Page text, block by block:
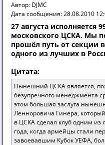
Автор: DJMC
Дата сообщения: 28.08.2010
27 августа исполняется
московского ЦСКА. Мы
прошёл путь от секции
одного из лучших в
Цитата:
Нынешний ЦСКА является,
безупречного менеджмента
этом большая заслуга
Ленноровича Гинера,
в ЦСКА сделал клуб одним из
года, когда армейцы стали
завоевавшим Кубок УЕФА,